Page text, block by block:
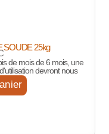
SOUDE 25kg
de mois de 6 mois, une
devront nous